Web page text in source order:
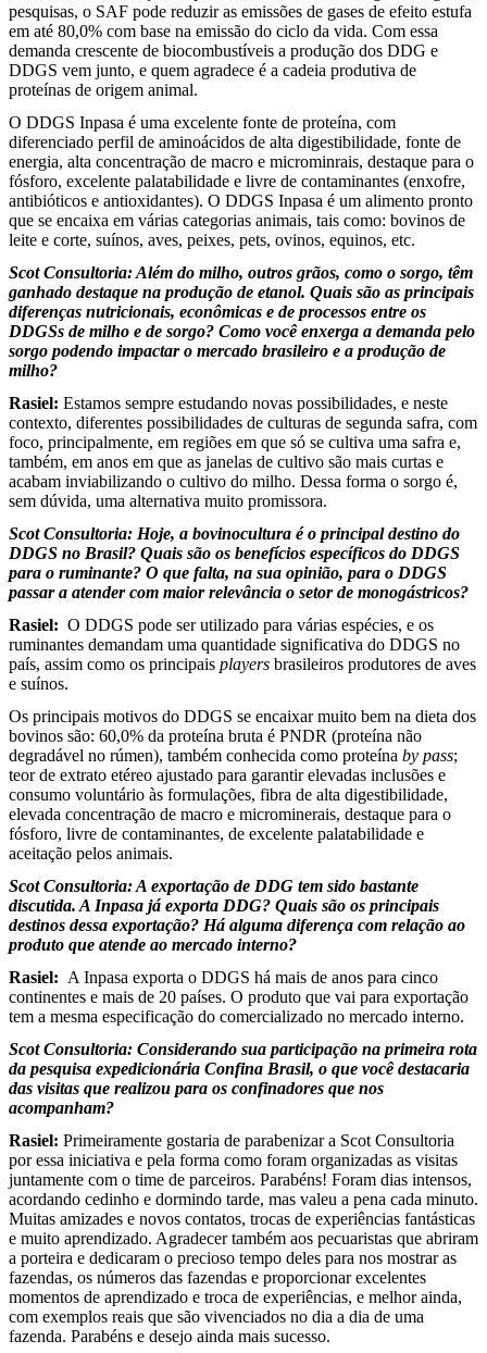
pesquisas, o SAF pode reduzir as emissões de gases de efeito estufa
em até 80,0% com base na emissão do ciclo da vida. Com essa
demanda crescente de biocombustíveis a produção dos DDG e
DDGS vem junto, e quem agradece é a cadeia produtiva de
proteínas de origem animal.
O DDGS Inpasa é uma excelente fonte de proteína, com
diferenciado perfil de aminoácidos de alta digestibilidade, fonte de
energia, alta concentração de macro e microminrais, destaque para o
fósforo, excelente palatabilidade e livre de contaminantes (enxofre,
antibióticos e antioxidantes). O DDGS Inpasa é um alimento pronto
que se encaixa em várias categorias animais, tais como: bovinos de
leite e corte, suínos, aves, peixes, pets, ovinos, equinos, etc.
Scot Consultoria: Além do milho, outros grãos, como o sorgo, têm
ganhado destaque na produção de etanol. Quais são as principais
diferenças nutricionais, econômicas e de processos entre os
DDGSs de milho e de sorgo? Como você enxerga a demanda pelo
sorgo podendo impactar o mercado brasileiro e a produção de
milho?
Rasiel: Estamos sempre estudando novas possibilidades, e neste
contexto, diferentes possibilidades de culturas de segunda safra, com
foco, principalmente, em regiões em que só se cultiva uma safra e,
também, em anos em que as janelas de cultivo são mais curtas e
acabam inviabilizando o cultivo do milho. Dessa forma o sorgo é,
sem dúvida, uma alternativa muito promissora.
Scot Consultoria: Hoje, a bovinocultura é o principal destino do
DDGS no Brasil? Quais são os benefícios específicos do DDGS
para o ruminante? O que falta, na sua opinião, para o DDGS
passar a atender com maior relevância o setor de monogástricos?
Rasiel: O DDGS pode ser utilizado para várias espécies, e os
ruminantes demandam uma quantidade significativa do DDGS no
país, assim como os principais players brasileiros produtores de aves
e suínos.
Os principais motivos do DDGS se encaixar muito bem na dieta dos
bovinos são: 60,0% da proteína bruta é PNDR (proteína não
degradável no rúmen), também conhecida como proteína by pass;
teor de extrato etéreo ajustado para garantir elevadas inclusões e
consumo voluntário às formulações, fibra de alta digestibilidade,
elevada concentração de macro e microminerais, destaque para o
fósforo, livre de contaminantes, de excelente palatabilidade e
aceitação pelos animais.
Scot Consultoria: A exportação de DDG tem sido bastante
discutida. A Inpasa já exporta DDG? Quais são os principais
destinos dessa exportação? Há alguma diferença com relação ao
produto que atende ao mercado interno?
Rasiel: A Inpasa exporta o DDGS há mais de anos para cinco
continentes e mais de 20 países. O produto que vai para exportação
tem a mesma especificação do comercializado no mercado interno.
Scot Consultoria: Considerando sua participação na primeira rota
da pesquisa expedicionária Confina Brasil, o que você destacaria
das visitas que realizou para os confinadores que nos
acompanham?
Rasiel: Primeiramente gostaria de parabenizar a Scot Consultoria
por essa iniciativa e pela forma como foram organizadas as visitas
juntamente com o time de parceiros. Parabéns! Foram dias intensos,
acordando cedinho e dormindo tarde, mas valeu a pena cada minuto.
Muitas amizades e novos contatos, trocas de experiências fantásticas
e muito aprendizado. Agradecer também aos pecuaristas que abriram
a porteira e dedicaram o precioso tempo deles para nos mostrar as
fazendas, os números das fazendas e proporcionar excelentes
momentos de aprendizado e troca de experiências, e melhor ainda,
com exemplos reais que são vivenciados no dia a dia de uma
fazenda. Parabéns e desejo ainda mais sucesso.